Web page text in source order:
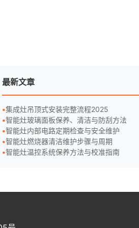
最新文章
集成灶吊顶式安装完整流程2025
智能灶玻璃面板保养、清洁与防刮方法
智能灶内部电路定期检查与安全维护
智能灶燃烧器清洁维护步骤与周期
智能灶温控系统保养方法与校准指南